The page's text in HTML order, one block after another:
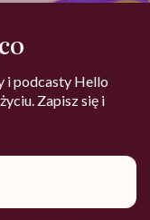
i podcasty Hello
Zapisz się i